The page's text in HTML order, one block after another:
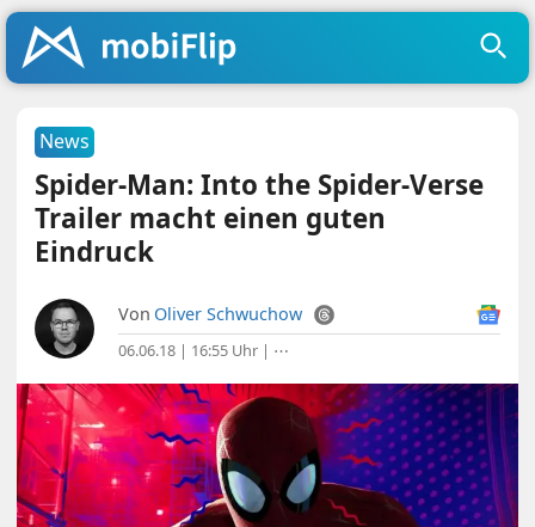
News
Spider-Man: Into the Spider-Verse
Trailer macht einen guten
Eindruck
Von Oliver Schwuchow
06.06.18 | 16:55 Uhr | ⋯